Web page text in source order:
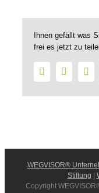
Ihnen gefällt was
frei es jetzt zu
FacebookTwitter
WEGVISOR®
Stiftung
Copyright